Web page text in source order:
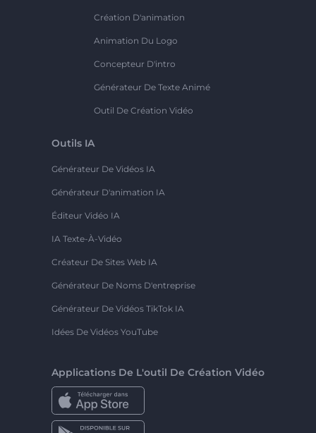
Création D'animation
Animation Du Logo
Concepteur D'intro
Générateur De Texte Animé
Outil De Création Vidéo
Outils IA
Générateur De Vidéos IA
Générateur D'animation IA
Éditeur Vidéo IA
IA Texte-À-Vidéo
Créateur De Sites Web IA
Générateur De Noms D'entreprise
Générateur De Vidéos TikTok IA
Idées De Vidéos YouTube
Applications De L'outil De Création Vidéo